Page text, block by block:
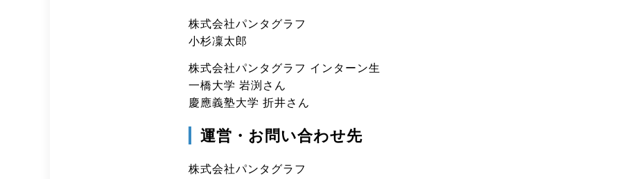
株式会社パンタグラフ
小杉凜太郎
株式会社パンタグラフ インターン生
一橋大学 岩渕さん
慶應義塾大学 折井さん
運営・お問い合わせ先
株式会社パンタグラフ